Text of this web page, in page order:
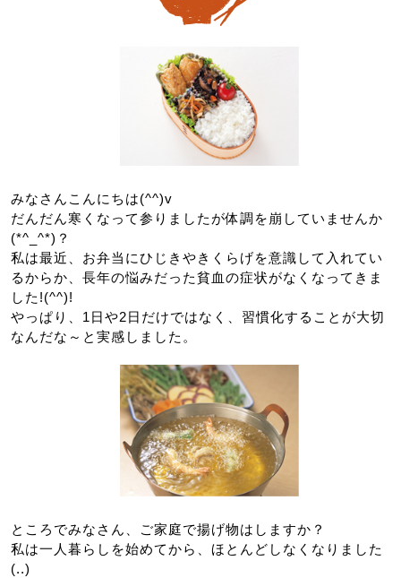
みなさんこんにちは(^^)v
だんだん寒くなって参りましたが体調を崩していませんか
(*^_^*)？
私は最近、お弁当にひじきやきくらげを意識して入れてい
るからか、長年の悩みだった貧血の症状がなくなってきま
した!(^^)!
やっぱり、1日や2日だけではなく、習慣化することが大切
なんだな～と実感しました。
ところでみなさん、ご家庭で揚げ物はしますか？
私は一人暮らしを始めてから、ほとんどしなくなりました
(..)